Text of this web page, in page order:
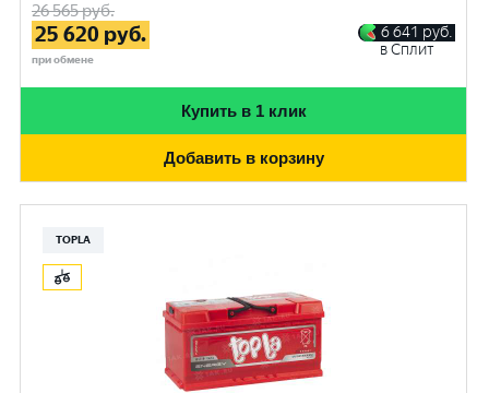
26 565руб.
25 620 руб.
при обмене
6 641 руб.
в Сплит
Купить в 1 клик
Добавить в корзину
TOPLA